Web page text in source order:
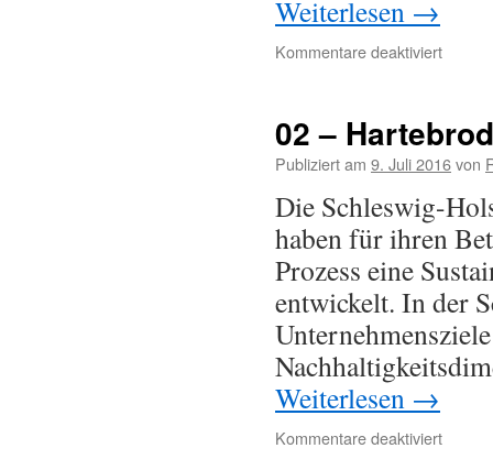
Weiterlesen →
Kommentare deaktiviert
02 –
Publiziert am 9. Juli 2016von
Die Schleswig-
haben für ihren
Prozess eine
entwickelt. In der
Weiterlesen →
Kommentare deaktiviert